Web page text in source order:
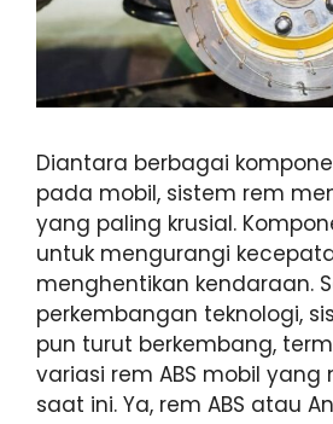
Diantara berbagai
pada mobil, sistem rem
yang paling krusial.
untuk mengurangi
menghentikan kendaraan.
perkembangan teknologi,
pun turut berkembang,
variasi rem ABS mobil yang
saat ini. Ya, rem ABS atau